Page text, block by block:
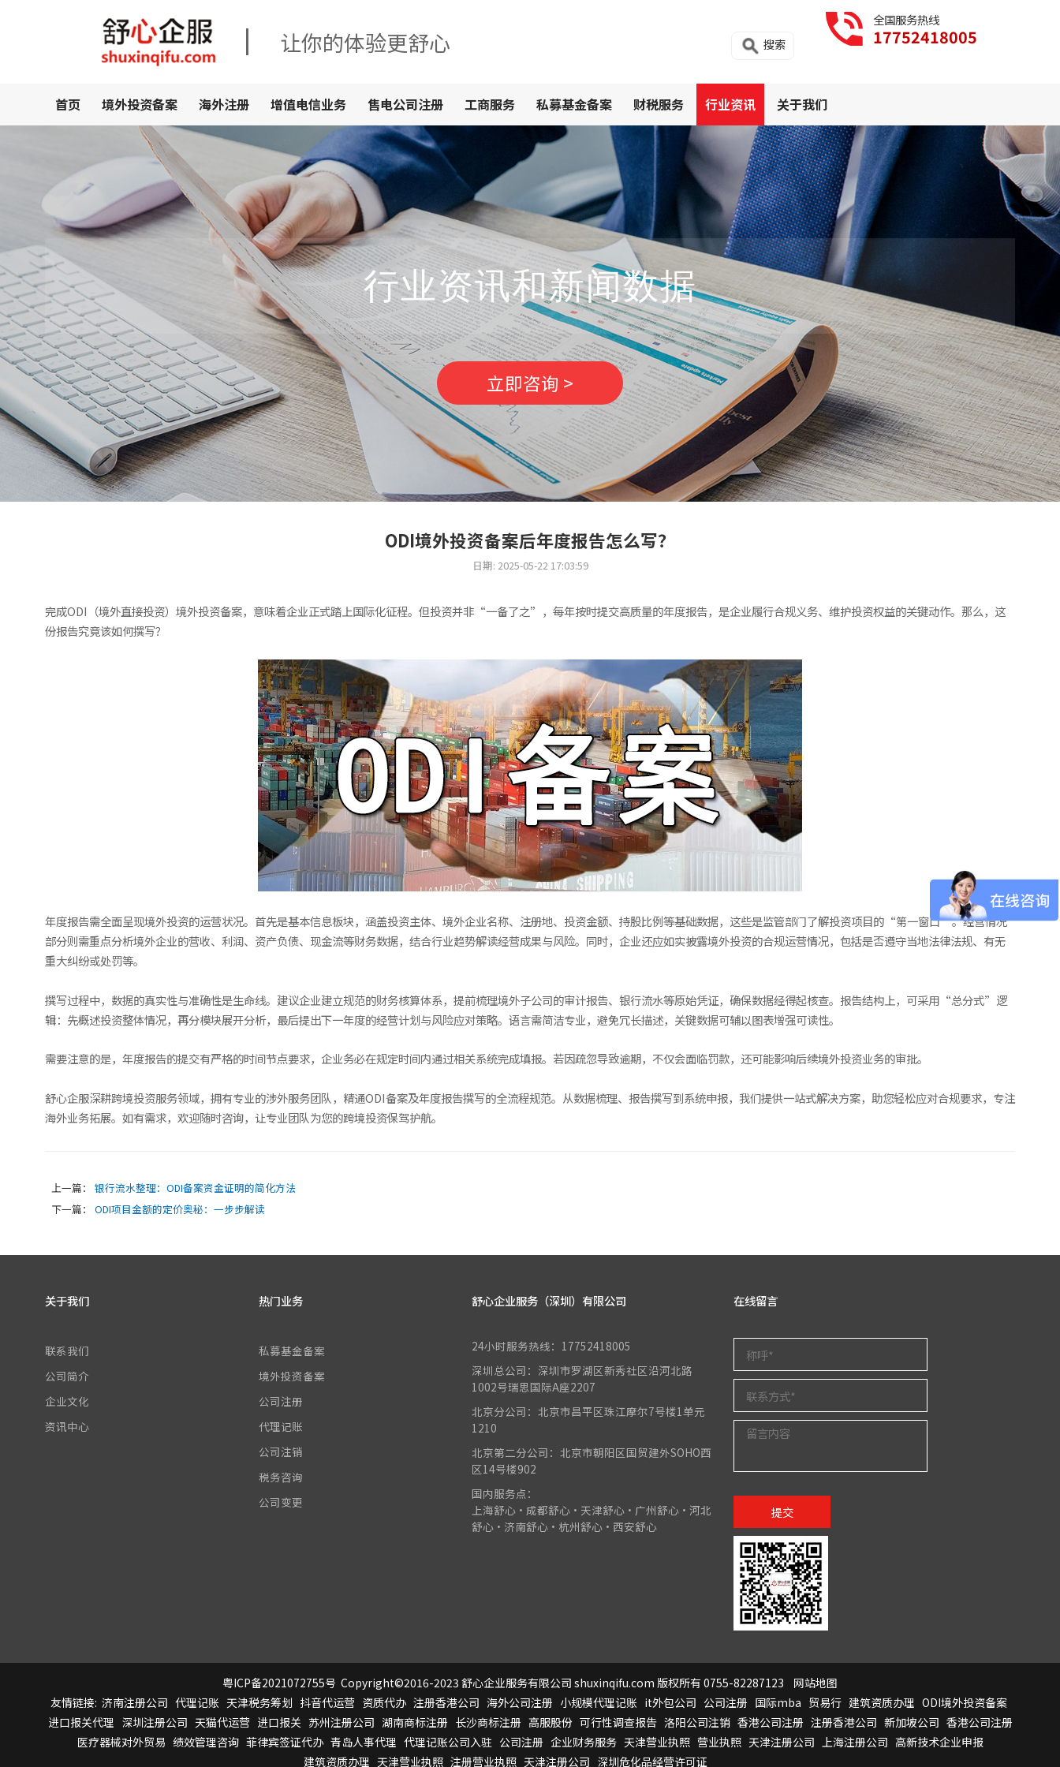
让你的体验更舒心
全国服务热线
17752418005
搜索
首页 境外投资备案 海外注册 增值电信业务 售电公司注册 工商服务 私募基金备案 财税服务 行业资讯 关于我们
行业资讯和新闻数据
立即咨询 >
ODI境外投资备案后年度报告怎么写？
日期: 2025-05-22 17:03:59
完成ODI（境外直接投资）境外投资备案，意味着企业正式踏上国际化征程。但投资并非“一备了之”，每年按时提交高质量的年度报告，是企业履行合规义务、维护投资权益的关键动作。那么，这
份报告究竟该如何撰写？
年度报告需全面呈现境外投资的运营状况。首先是基本信息板块，涵盖投资主体、境外企业名称、注册地、投资金额、持股比例等基础数据，这些是监管部门了解投资项目的“第一窗口”。经营情况
部分则需重点分析境外企业的营收、利润、资产负债、现金流等财务数据，结合行业趋势解读经营成果与风险。同时，企业还应如实披露境外投资的合规运营情况，包括是否遵守当地法律法规、有无
重大纠纷或处罚等。
撰写过程中，数据的真实性与准确性是生命线。建议企业建立规范的财务核算体系，提前梳理境外子公司的审计报告、银行流水等原始凭证，确保数据经得起核查。报告结构上，可采用“总分式”逻
辑：先概述投资整体情况，再分模块展开分析，最后提出下一年度的经营计划与风险应对策略。语言需简洁专业，避免冗长描述，关键数据可辅以图表增强可读性。
需要注意的是，年度报告的提交有严格的时间节点要求，企业务必在规定时间内通过相关系统完成填报。若因疏忽导致逾期，不仅会面临罚款，还可能影响后续境外投资业务的审批。
舒心企服深耕跨境投资服务领域，拥有专业的涉外服务团队，精通ODI备案及年度报告撰写的全流程规范。从数据梳理、报告撰写到系统申报，我们提供一站式解决方案，助您轻松应对合规要求，专注
海外业务拓展。如有需求，欢迎随时咨询，让专业团队为您的跨境投资保驾护航。
上一篇：
银行流水整理：ODI备案资金证明的简化方法
下一篇：
ODI项目金额的定价奥秘：一步步解读
关于我们
联系我们
公司简介
企业文化
资讯中心
热门业务
私募基金备案
境外投资备案
公司注册
代理记账
公司注销
税务咨询
公司变更
舒心企业服务（深圳）有限公司
24小时服务热线：17752418005
深圳总公司：深圳市罗湖区新秀社区沿河北路
1002号瑞思国际A座2207
北京分公司：北京市昌平区珠江摩尔7号楼1单元
1210
北京第二分公司：北京市朝阳区国贸建外SOHO西
区14号楼902
国内服务点：
上海舒心•成都舒心•天津舒心•广州舒心•河北
舒心•济南舒心•杭州舒心•西安舒心
在线留言
提交
粤ICP备2021072755号 Copyright©2016-2023 舒心企业服务有限公司 shuxinqifu.com 版权所有 0755-82287123
网站地图
友情链接: 济南注册公司 代理记账 天津税务筹划 抖音代运营 资质代办 注册香港公司 海外公司注册 小规模代理记账 it外包公司 公司注册 国际mba 贸易行 建筑资质办理 ODI境外投资备案
进口报关代理 深圳注册公司 天猫代运营 进口报关 苏州注册公司 湖南商标注册 长沙商标注册 高服股份 可行性调查报告 洛阳公司注销 香港公司注册 注册香港公司 新加坡公司 香港公司注册
医疗器械对外贸易 绩效管理咨询 菲律宾签证代办 青岛人事代理 代理记账公司入驻 公司注册 企业财务服务 天津营业执照 营业执照 天津注册公司 上海注册公司 高新技术企业申报
建筑资质办理 天津营业执照 注册营业执照 天津注册公司 深圳危化品经营许可证